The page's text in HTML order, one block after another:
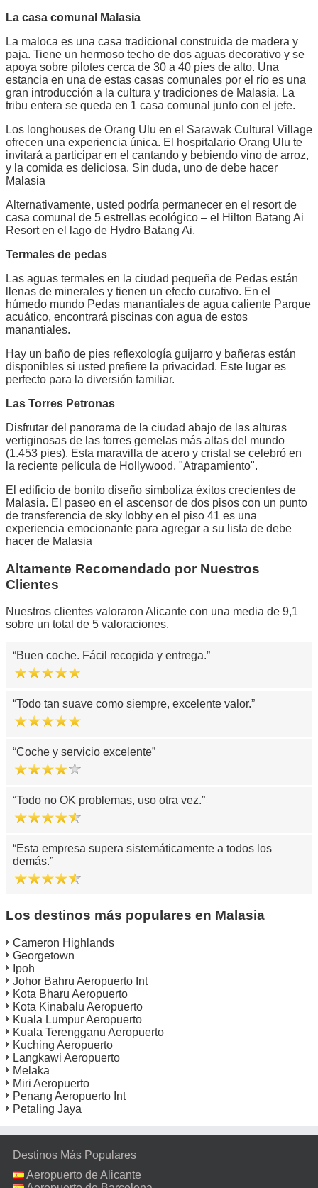
La casa comunal Malasia
La maloca es una casa tradicional construida de madera y
paja. Tiene un hermoso techo de dos aguas decorativo y se
apoya sobre pilotes cerca de 30 a 40 pies de alto. Una
estancia en una de estas casas comunales por el río es una
gran introducción a la cultura y tradiciones de Malasia. La
tribu entera se queda en 1 casa comunal junto con el jefe.
Los longhouses de Orang Ulu en el Sarawak Cultural Village
ofrecen una experiencia única. El hospitalario Orang Ulu te
invitará a participar en el cantando y bebiendo vino de arroz,
y la comida es deliciosa. Sin duda, uno de debe hacer
Malasia
Alternativamente, usted podría permanecer en el resort de
casa comunal de 5 estrellas ecológico – el Hilton Batang Ai
Resort en el lago de Hydro Batang Ai.
Termales de pedas
Las aguas termales en la ciudad pequeña de Pedas están
llenas de minerales y tienen un efecto curativo. En el
húmedo mundo Pedas manantiales de agua caliente Parque
acuático, encontrará piscinas con agua de estos
manantiales.
Hay un baño de pies reflexología guijarro y bañeras están
disponibles si usted prefiere la privacidad. Este lugar es
perfecto para la diversión familiar.
Las Torres Petronas
Disfrutar del panorama de la ciudad abajo de las alturas
vertiginosas de las torres gemelas más altas del mundo
(1.453 pies). Esta maravilla de acero y cristal se celebró en
la reciente película de Hollywood, "Atrapamiento".
El edificio de bonito diseño simboliza éxitos crecientes de
Malasia. El paseo en el ascensor de dos pisos con un punto
de transferencia de sky lobby en el piso 41 es una
experiencia emocionante para agregar a su lista de debe
hacer de Malasia
Altamente Recomendado por Nuestros
Clientes
Nuestros clientes valoraron Alicante con una media de 9,1
sobre un total de 5 valoraciones.
Buen coche. Fácil recogida y entrega.
Todo tan suave como siempre, excelente valor.
Coche y servicio excelente
Todo no OK problemas, uso otra vez.
Esta empresa supera sistemáticamente a todos los
demás.
Los destinos más populares en Malasia
Cameron Highlands
Georgetown
Ipoh
Johor Bahru Aeropuerto Int
Kota Bharu Aeropuerto
Kota Kinabalu Aeropuerto
Kuala Lumpur Aeropuerto
Kuala Terengganu Aeropuerto
Kuching Aeropuerto
Langkawi Aeropuerto
Melaka
Miri Aeropuerto
Penang Aeropuerto Int
Petaling Jaya
Destinos Más Populares
Aeropuerto de Alicante